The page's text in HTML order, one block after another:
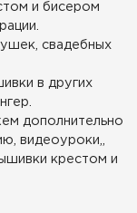
и бисером
свадебных
в других
дополнительно
видеоуроки,,
крестом и